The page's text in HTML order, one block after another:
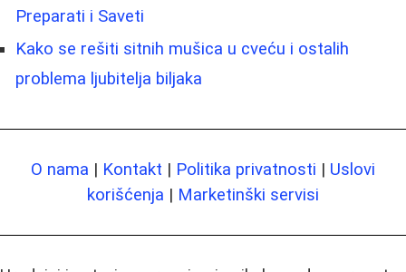
Preparati i Saveti
Kako se rešiti sitnih mušica u cveću i ostalih
problema ljubitelja biljaka
O nama | Kontakt | Politika privatnosti | Uslovi
korišćenja | Marketinški servisi